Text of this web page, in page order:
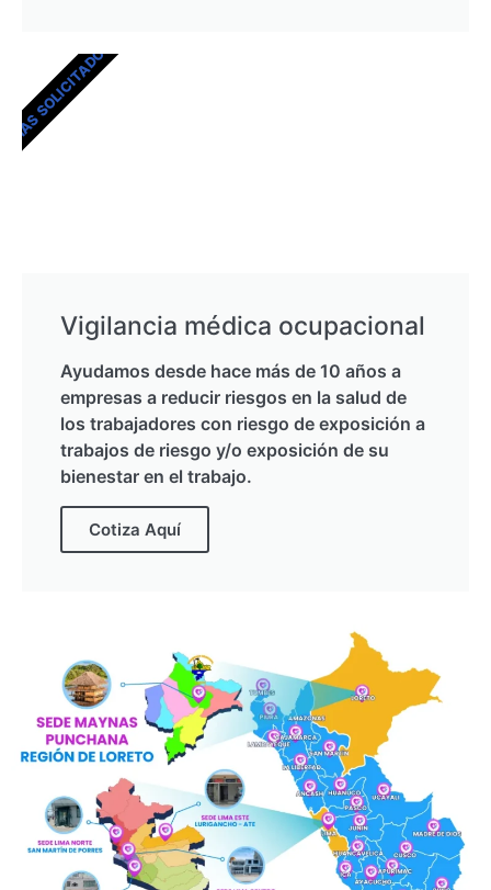
Vigilancia médica ocupacional
Ayudamos desde hace más de 10 años a
empresas a reducir riesgos en la salud de
los trabajadores con riesgo de exposición a
trabajos de riesgo y/o exposición de su
bienestar en el trabajo.
Cotiza Aquí
MÁS SOLICITADOS